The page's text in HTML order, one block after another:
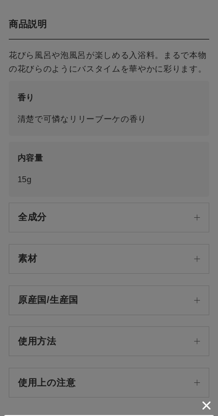
商品説明
花びら風呂や泡風呂が楽しめる入浴料。まるで本物
の花びらのようにバスタイムを華やかに彩ります。
香り
清楚で可憐なリリーブーケの香り
内容量
15g
全成分
素材
原産国/生産国
使用方法
使用上の注意